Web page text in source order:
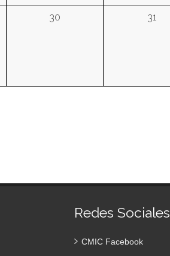
30 31
Redes Sociales
CMIC Facebook